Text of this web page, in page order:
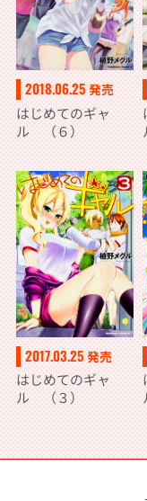
2018.06.25 発売
はじめてのギャ
ル （６）
2017.03.25 発売
はじめてのギャ
ル （３）